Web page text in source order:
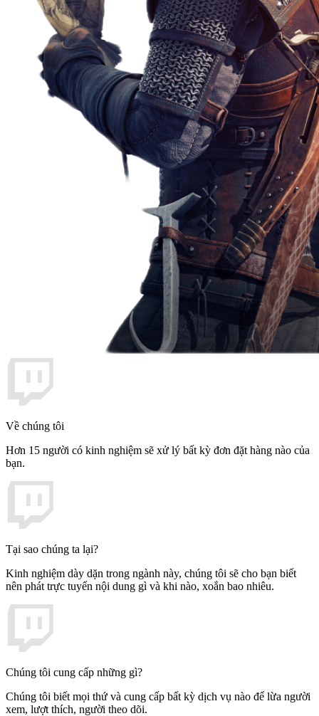
Về chúng tôi
Hơn 15 người có kinh nghiệm sẽ xử lý bất kỳ đơn đặt hàng nào của
bạn.
Tại sao chúng ta lại?
Kinh nghiệm dày dặn trong ngành này, chúng tôi sẽ cho bạn biết
nên phát trực tuyến nội dung gì và khi nào, xoắn bao nhiêu.
Chúng tôi cung cấp những gì?
Chúng tôi biết mọi thứ và cung cấp bất kỳ dịch vụ nào để lừa người
xem, lượt thích, người theo dõi.